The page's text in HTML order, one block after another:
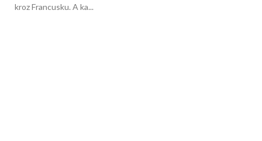
kroz Francusku. A ka...